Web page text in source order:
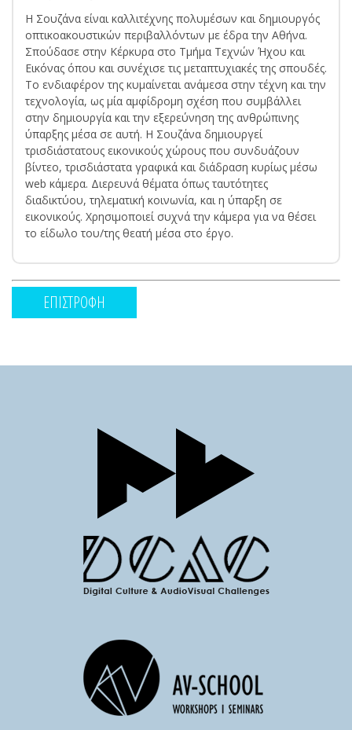
Η Σουζάνα είναι καλλιτέχνης πολυμέσων και δημιουργός
οπτικοακουστικών περιβαλλόντων με έδρα την Αθήνα.
Σπούδασε στην Κέρκυρα στο Τμήμα Τεχνών Ήχου και
Εικόνας όπου και συνέχισε τις μεταπτυχιακές της σπουδές.
Το ενδιαφέρον της κυμαίνεται ανάμεσα στην τέχνη και την
τεχνολογία, ως μία αμφίδρομη σχέση που συμβάλλει
στην δημιουργία και την εξερεύνηση της ανθρώπινης
ύπαρξης μέσα σε αυτή. Η Σουζάνα δημιουργεί
τρισδιάστατους εικονικούς χώρους που συνδυάζουν
βίντεο, τρισδιάστατα γραφικά και διάδραση κυρίως μέσω
web κάμερα. Διερευνά θέματα όπως ταυτότητες
διαδικτύου, τηλεματική κοινωνία, και η ύπαρξη σε
εικονικούς. Χρησιμοποιεί συχνά την κάμερα για να θέσει
το είδωλο του/της θεατή μέσα στο έργο.
ΕΠΙΣΤΡΟΦΗ